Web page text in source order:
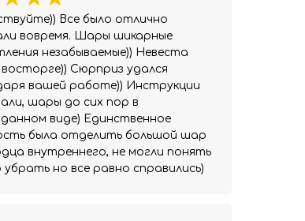
Все было отлично
вовремя. Шары шикарные
незабываемые)) Невеста
Сюрприз удался
вашей работе)) Инструкции
шары до сих пор в
виде) Единственное
была отделить большой шар
внутреннего, не могли понять
убрать но все равно справились)